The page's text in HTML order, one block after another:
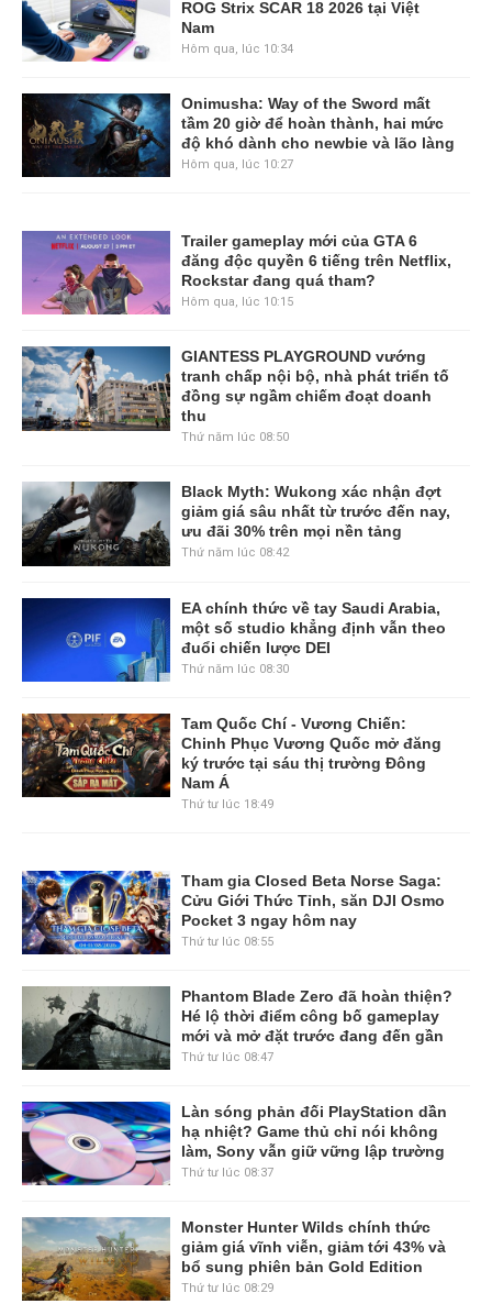
ROG Strix SCAR 18 2026 tại Việt
Nam
Hôm qua, lúc 10:34
Onimusha: Way of the Sword mất
tầm 20 giờ để hoàn thành, hai mức
độ khó dành cho newbie và lão làng
Hôm qua, lúc 10:27
Trailer gameplay mới của GTA 6
đăng độc quyền 6 tiếng trên Netflix,
Rockstar đang quá tham?
Hôm qua, lúc 10:15
GIANTESS PLAYGROUND vướng
tranh chấp nội bộ, nhà phát triển tố
đồng sự ngầm chiếm đoạt doanh
thu
Thứ năm lúc 08:50
Black Myth: Wukong xác nhận đợt
giảm giá sâu nhất từ trước đến nay,
ưu đãi 30% trên mọi nền tảng
Thứ năm lúc 08:42
EA chính thức về tay Saudi Arabia,
một số studio khẳng định vẫn theo
đuổi chiến lược DEI
Thứ năm lúc 08:30
Tam Quốc Chí - Vương Chiến:
Chinh Phục Vương Quốc mở đăng
ký trước tại sáu thị trường Đông
Nam Á
Thứ tư lúc 18:49
Tham gia Closed Beta Norse Saga:
Cửu Giới Thức Tỉnh, săn DJI Osmo
Pocket 3 ngay hôm nay
Thứ tư lúc 08:55
Phantom Blade Zero đã hoàn thiện?
Hé lộ thời điểm công bố gameplay
mới và mở đặt trước đang đến gần
Thứ tư lúc 08:47
Làn sóng phản đối PlayStation dần
hạ nhiệt? Game thủ chỉ nói không
làm, Sony vẫn giữ vững lập trường
Thứ tư lúc 08:37
Monster Hunter Wilds chính thức
giảm giá vĩnh viễn, giảm tới 43% và
bổ sung phiên bản Gold Edition
Thứ tư lúc 08:29